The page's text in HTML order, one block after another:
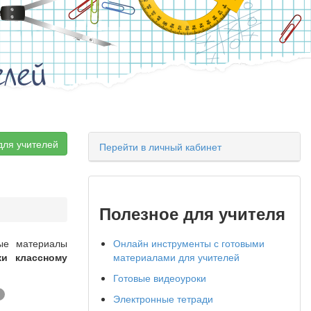
учителей
материалы
классному
Перейти в личный кабинет
Полезное для учителя
Онлайн инструменты с готовыми
материалами для учителей
Готовые видеоуроки
Электронные тетради